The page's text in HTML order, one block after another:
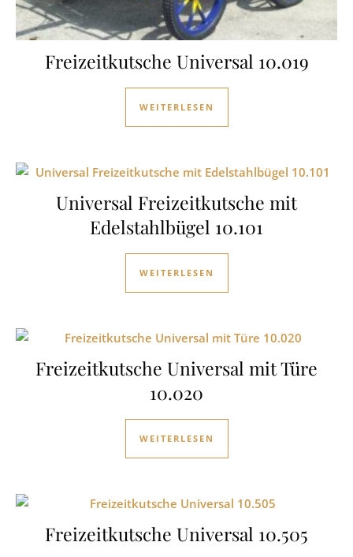
Freizeitkutsche Universal 10.019
WEITERLESEN
Universal Freizeitkutsche mit
Edelstahlbügel 10.101
WEITERLESEN
Freizeitkutsche Universal mit Türe
10.020
WEITERLESEN
Freizeitkutsche Universal 10.505